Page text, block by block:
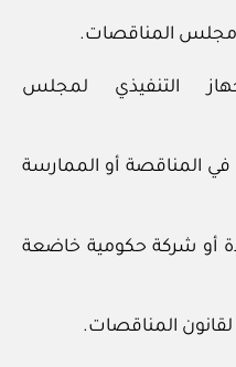
المناقصات.
التنفيذي لمجلس
المناقصة أو الممارسة
أو شركة حكومية خاضعة
لقانون المناقصات.